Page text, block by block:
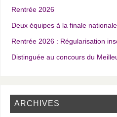
Rentrée 2026
Deux équipes à la finale
Rentrée 2026 : Régularisation
Distinguée au concours du
ARCHIVES